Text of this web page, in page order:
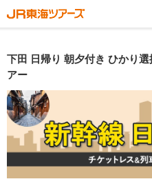
下田 日帰り 朝夕付き ひかり
アー